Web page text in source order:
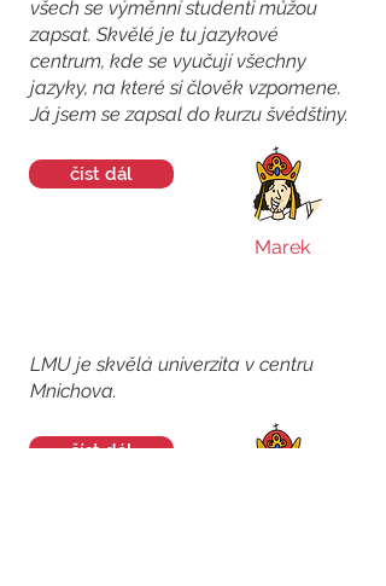
všech se výměnní studenti můžou
zapsat. Skvělé je tu jazykové
centrum, kde se vyučují všechny
jazyky, na které si člověk vzpomene.
Já jsem se zapsal do kurzu švédštiny.
číst dál
Marek
LMU je skvělá univerzita v centru
Mnichova.
číst dál